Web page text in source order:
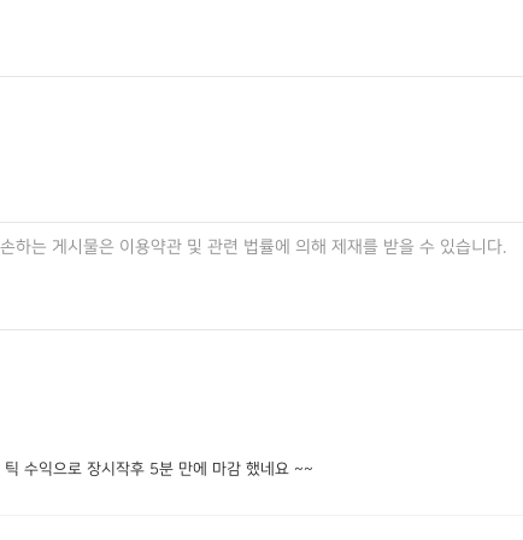
수익으로 장시작후 5분 만에 마감 했네요 ~~